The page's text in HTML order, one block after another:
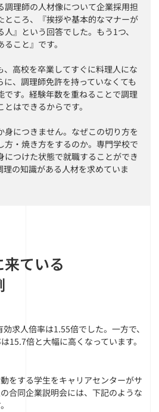
調理師の人材像について企業採用担
ところ、『挨拶や基本的なマナーが
』という回答でした。もう1つ、
こと』です。
、高校を卒業してすぐに料理人にな
に、調理師免許を持っていなくても
です。経験年数を重ねることで調理
はできるからです。
身につきません。なぜこの切り方を
方・焼き方をするのか。専門学校で
につけた状態で就職することができ
理の知識がある人材を求めていま
ている
求人倍率は1.55倍でした。一方で、
15.7倍と大幅に高くなっています。
をする学生をキャリアセンターがサ
合同企業説明会には、下記のような